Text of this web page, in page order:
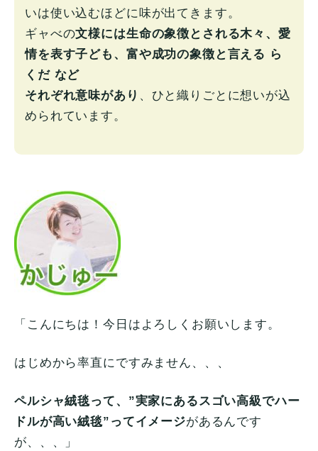
いは使い込むほどに味が出てきます。
ギャべの文様には生命の象徴とされる木々、愛
情を表す子ども、富や成功の象徴と言える ら
くだなど
それぞれ意味があり 、ひと織りごとに想いが込
められています。
「こんにちは！今日はよろしくお願いします。
はじめから率直にですみません、、、
ペルシャ絨毯って、”実家にあるスゴい高級でハー
ドルが高い絨毯”ってイメージがあるんです
が、、、」